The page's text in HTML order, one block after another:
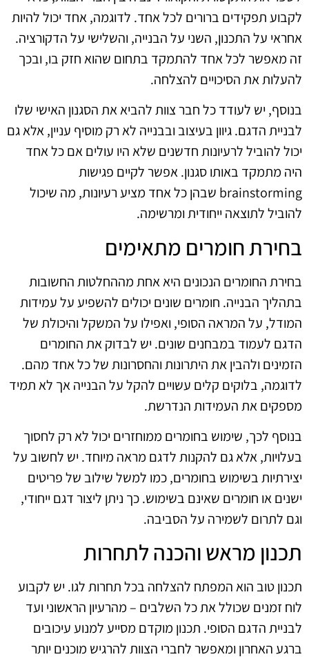
לקבוע תפקידים ברורים לכל אחד. לדוגמה, אחד יכול להיות
אחראי על התכנון, השני על הבנייה, והשלישי על הדקורציה.
זה מאפשר לכל אחד להתמקד בתחום שהוא חזק בו, ובכך
להעלות את הסיכויים להצלחה.
בנוסף, יש לעודד כל חבר צוות להביא את הסגנון האישי שלו
לבניית הדגם. גיוון בעיצוב ובבנייה לא רק מוסיף עניין, אלא גם
יכול להוביל לרעיונות חדשנים שלא היו עולים אם כל אחד
היה מתמקד באותו סגנון. אפשר לקיים פגישות
brainstorming שבהן כל אחד מציע רעיונות, מה שיכול
להוביל לתוצאה ייחודית ומרשימה.
בחירת חומרים מתאימים
בחירת החומרים הנכונים היא אחת מההחלטות החשובות
בתהליך הבנייה. חומרים שונים יכולים להשפיע על עמידות
המודל, על המראה הסופי, ואפילו על המשקל והיכולת של
הדגם לעמוד במבחנים שונים. יש לבדוק את החומרים
הזמינים ולהבין את היתרונות והחסרונות של כל אחד מהם.
לדוגמה, בלוקים קלים עשויים להקל על הבנייה אך לא תמיד
מספקים את העמידות הנדרשת.
בנוסף לכך, שימוש בחומרים ממוחזרים יכול לא רק לחסוך
בעלויות, אלא גם להקנות לדגם מראה מיוחד. יש לחשוב על
יצירתיות בשימוש בחומרים, כמו למשל שילוב של פריטים
ישנים או חומרים שאינם בשימוש. כך ניתן ליצור דגם ייחודי,
וגם לתרום לשמירה על הסביבה.
תכנון מראש והכנה לתחרות
תכנון טוב הוא המפתח להצלחה בכל תחרות לגו. יש לקבוע
לוח זמנים שכולל את כל השלבים – מהרעיון הראשוני ועד
לבניית הדגם הסופי. תכנון מוקדם מסייע למנוע עיכובים
ברגע האחרון ומאפשר לחברי הצוות להרגיש מוכנים יותר